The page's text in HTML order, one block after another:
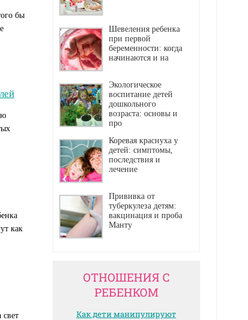
бы
как
Шевеления ребенка
при первой
беременности: когда
начинаются и на
Экологическое
воспитание детей
дошкольного
возраста: основы и
про
Коревая краснуха у
детей: симптомы,
последствия и
лечение
Прививка от
туберкулеза детям:
вакцинация и проба
Манту
ОТНОШЕНИЯ С
РЕБЕНКОМ
Как дети манипулируют